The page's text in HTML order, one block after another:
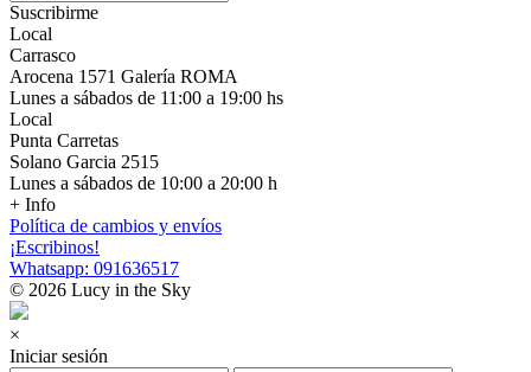
Suscribirme
Local
Carrasco
Arocena 1571 Galería ROMA
Lunes a sábados de 11:00 a 19:00 hs
Local
Punta Carretas
Solano Garcia 2515
Lunes a sábados de 10:00 a 20:00 h
+ Info
Política de cambios y envíos
¡Escribinos!
Whatsapp: 091636517
© 2026 Lucy in the Sky
×
Iniciar sesión